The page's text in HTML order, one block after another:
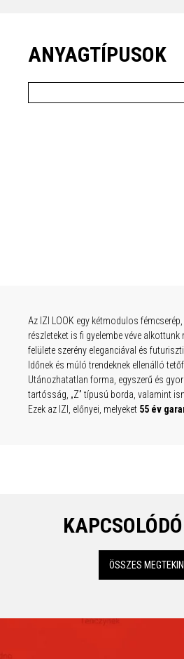
ANYAGTÍPUSOK
Az IZI LOOK egy kétmodulos
részleteket is fi gyelembe véve alkottunk
felülete szerény eleganciával és
Időnek és múló trendeknek ellenálló
Utánozhatatlan forma, egyszerű és
tartósság, „Z” típusú borda, valamint
Ezek az IZI, előnyei, melyeket 55 év
ÖSSZES